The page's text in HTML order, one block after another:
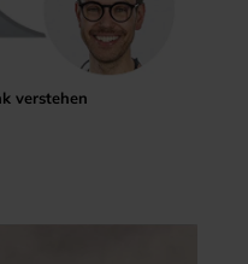
verstehen